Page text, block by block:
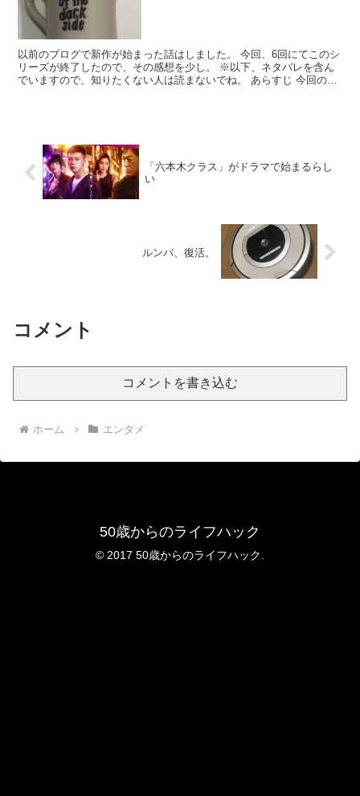
以前のブログで新作が始まった話はしました。 今回、6回にてこのシ
リーズが終了したので、その感想を少し。 ※以下、ネタバレを含ん
でいますので、知りたくない人は読まないでね。 あらすじ 今回の話
「六本木クラス」がドラマで始まるらし
い
ルンバ、復活。
コメント
コメントを書き込む
ホーム エンタメ
50歳からのライフハック
© 2017 50歳からのライフハック.